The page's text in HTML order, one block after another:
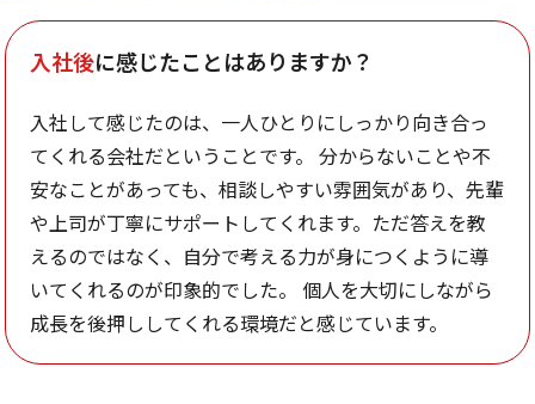
入社後に感じたことはありますか？
入社して感じたのは、一人ひとりにしっかり向き合っ
てくれる会社だということです。 分からないことや不
安なことがあっても、相談しやすい雰囲気があり、先輩
や上司が丁寧にサポートしてくれます。ただ答えを教
えるのではなく、自分で考える力が身につくように導
いてくれるのが印象的でした。 個人を大切にしながら
成長を後押ししてくれる環境だと感じています。